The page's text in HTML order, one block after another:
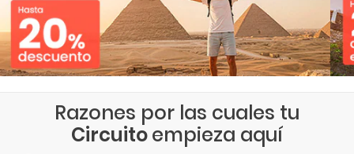
Razones por las cuales tu
Circuitoempieza aquí